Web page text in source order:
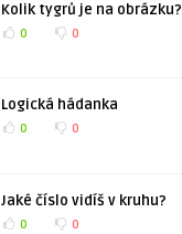
Kolik tygrů je na obrázku?
0 0
Logická hádanka
0 0
Jaké číslo vidíš v kruhu?
0 0